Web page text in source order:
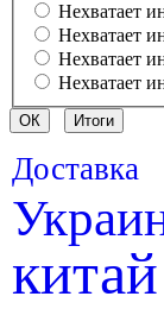
Нехватает
Нехватает
Нехватает
Нехватает
Доставка
китай